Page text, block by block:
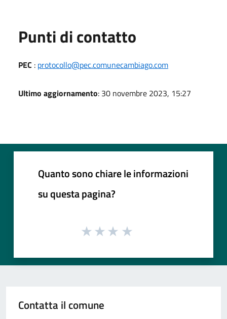
Punti di contatto
PEC : protocollo@pec.comunecambiago.com
Ultimo aggiornamento: 30 novembre 2023, 15:27
Quanto sono chiare le informazioni
su questa pagina?
Contatta il comune